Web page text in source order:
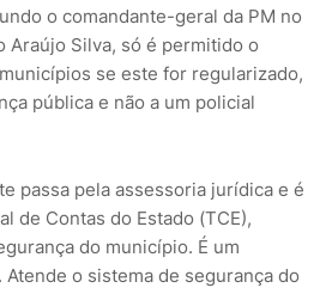
o comandante-geral da PM no
Araújo Silva, só é permitido o
se este for regularizado,
pública e não a um policial
passa pela assessoria jurídica e é
de Contas do Estado (TCE),
do município. É um
o sistema de segurança do